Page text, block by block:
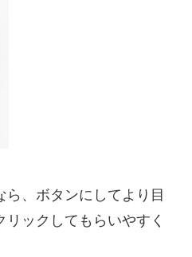
、ボタンにしてより目
ックしてもらいやすく